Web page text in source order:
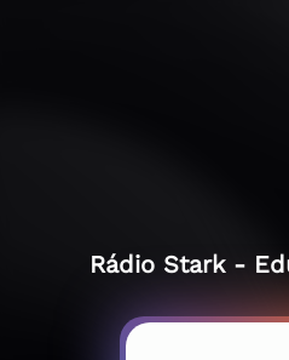
Rádio Stark -